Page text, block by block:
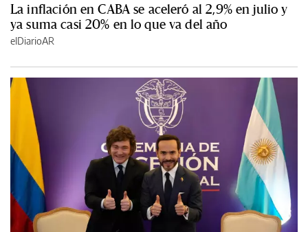
La inflación en CABA se aceleró al 2,9% en julio y
ya suma casi 20% en lo que va del año
elDiarioAR